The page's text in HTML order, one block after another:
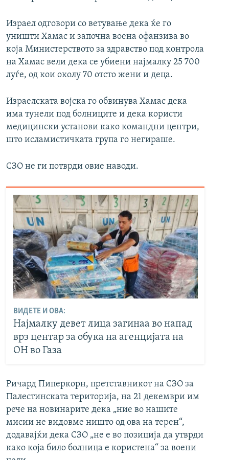
Израел одговори со ветување дека ќе го
уништи Хамас и започна воена офанзива во
која Министерството за здравство под контрола
на Хамас вели дека се убиени најмалку 25 700
луѓе, од кои околу 70 отсто жени и деца.
Израелската војска го обвинува Хамас дека
има тунели под болниците и дека користи
медицински установи како командни центри,
што исламистичката група го негираше.
СЗО не ги потврди овие наводи.
ВИДЕТЕ И ОВА:
Најмалку девет лица загинаа во напад
врз центар за обука на агенцијата на
ОН во Газа
Ричард Пиперкорн, претставникот на СЗО за
Палестинската територија, на 21 декември им
рече на новинарите дека „ние во нашите
мисии не видовме ништо од ова на терен“,
додавајќи дека СЗО „не е во позиција да утврди
како која било болница е користена“ за воени